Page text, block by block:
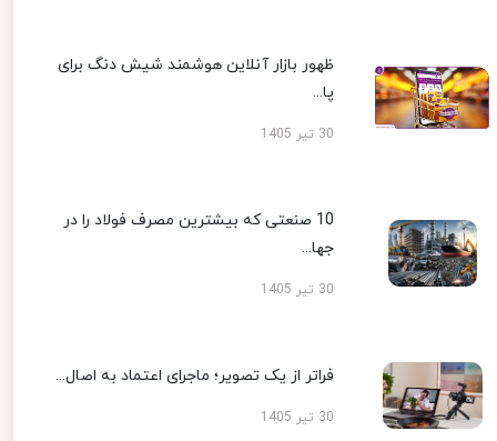
ظهور بازار آنلاین هوشمند شیش دنگ برای
پا...
30 تیر 1405
10 صنعتی که بیشترین مصرف فولاد را در
جها...
30 تیر 1405
فراتر از یک تصویر؛ ماجرای اعتماد به اصال...
30 تیر 1405